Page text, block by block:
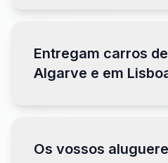
Entregam carros
Algarve e em
Os vossos